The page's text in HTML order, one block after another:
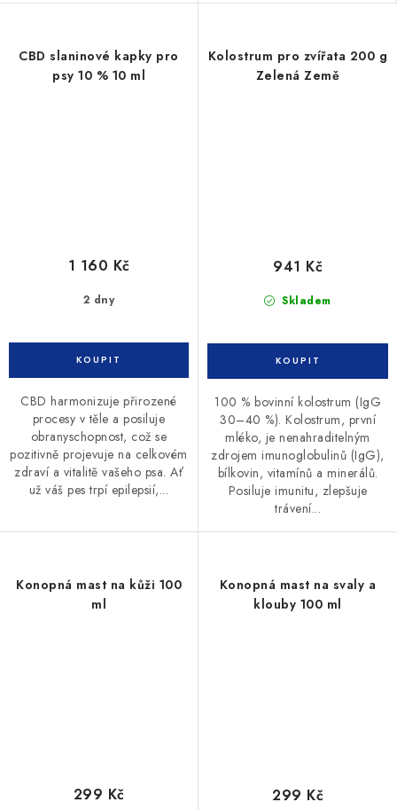
CBD slaninové kapky pro
psy 10 % 10 ml
2 dny
1 160 Kč
CBD harmonizuje přirozené
procesy v těle a posiluje
obranyschopnost, což se
pozitivně projevuje na celkovém
zdraví a vitalitě vašeho psa. Ať
už váš pes trpí epilepsií,...
Kolostrum pro zvířata 200 g
Zelená Země
Skladem
941 Kč
100 % bovinní kolostrum (IgG
30–40 %). Kolostrum, první
mléko, je nenahraditelným
zdrojem imunoglobulinů (IgG),
bílkovin, vitamínů a minerálů.
Posiluje imunitu, zlepšuje
trávení...
Konopná mast na kůži 100
ml
299 Kč
Konopná mast na svaly a
klouby 100 ml
299 Kč